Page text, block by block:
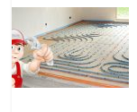
și iluminare LED
February 20, 2026